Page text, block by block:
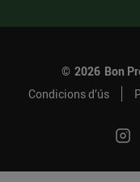
© 2026 Bon
Condicions d’ús